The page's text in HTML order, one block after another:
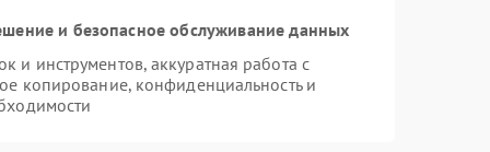
и безопасное обслуживание данных
инструментов, аккуратная работа с
копирование, конфиденциальность и